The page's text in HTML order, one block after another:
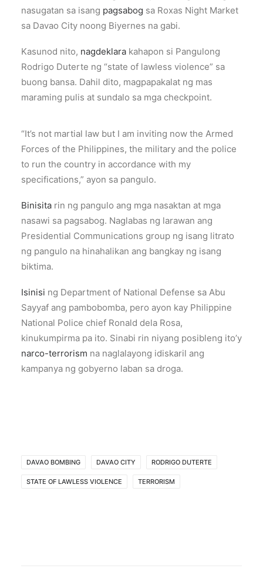
nasugatan sa isang pagsabog sa Roxas Night Market
sa Davao City noong Biyernes na gabi.
Kasunod nito, nagdeklara kahapon si Pangulong
Rodrigo Duterte ng “state of lawless violence” sa
buong bansa. Dahil dito, magpapakalat ng mas
maraming pulis at sundalo sa mga checkpoint.
“It’s not martial law but I am inviting now the Armed
Forces of the Philippines, the military and the police
to run the country in accordance with my
specifications,” ayon sa pangulo.
Binisita rin ng pangulo ang mga nasaktan at mga
nasawi sa pagsabog. Naglabas ng larawan ang
Presidential Communications group ng isang litrato
ng pangulo na hinahalikan ang bangkay ng isang
biktima.
Isinisi ng Department of National Defense sa Abu
Sayyaf ang pambobomba, pero ayon kay Philippine
National Police chief Ronald dela Rosa,
kinukumpirma pa ito. Sinabi rin niyang posibleng ito’y
narco-terrorism na naglalayong idiskaril ang
kampanya ng gobyerno laban sa droga.
DAVAO BOMBING DAVAO CITY RODRIGO DUTERTE
STATE OF LAWLESS VIOLENCE TERRORISM